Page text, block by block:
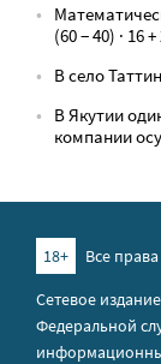
(60 − 40) · 16
В село
В Якутии
компании
18+
Все
Сетевое
Федеральной